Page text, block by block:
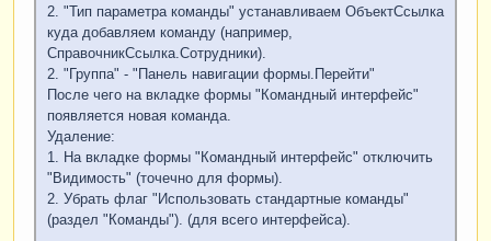
2. "Тип параметра команды" устанавливаем ОбъектСсылка
куда добавляем команду (например,
СправочникСсылка.Сотрудники).
2. "Группа" - "Панель навигации формы.Перейти"
После чего на вкладке формы "Командный интерфейс"
появляется новая команда.
Удаление:
1. На вкладке формы "Командный интерфейс" отключить
"Видимость" (точечно для формы).
2. Убрать флаг "Использовать стандартные команды"
(раздел "Команды"). (для всего интерфейса).